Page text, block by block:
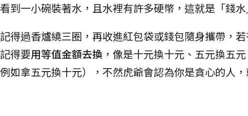
到一小碗裝著水，且水裡有許多硬幣，這就是「錢
得過香爐繞三圈，再收進紅包袋或錢包隨身攜帶，
得要用等值金額去換 ，像是十元換十元、五元換五
如拿五元換十元），不然虎爺會認為你是貪心的人